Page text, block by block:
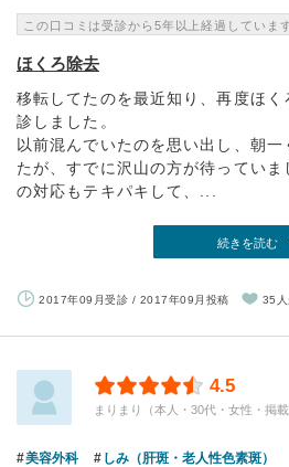
この口コミは受診から5年以上経過しています
ほくろ除去
移転してたのを最近知り、再度ほく
診しました。
以前混んでいたのを思い出し、朝
たが、すでに沢山の方が待ってい
の対応もテキパキして、...
続きを読む
2017年09月受診 / 2017年09月投稿 35人
4.5
まりまり（本人・30代・女性・掲載
美容外科 しみ（肝斑・老人性色素斑）